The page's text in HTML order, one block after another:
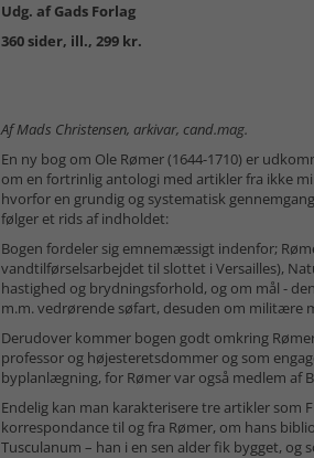
Udg. af Gads Forlag
360 sider, ill., 299 kr.
Af Mads Christensen, arkivar, cand.mag.
En ny bog om Ole Rømer (1644-1710) er
om en fortrinlig antologi med artikler fra ikke
hvorfor en grundig og systematisk
følger et rids af indholdet:
Bogen fordeler sig emnemæssigt indenfor;
vandtilførselsarbejdet til slottet i Versailles),
hastighed og brydningsforhold, og om mål -
m.m. vedrørende søfart, desuden om militære
Derudover kommer bogen godt omkring
professor og højesteretsdommer og som
byplanlægning, for Rømer var også medlem af
Endelig kan man karakterisere tre artikler som
korrespondance til og fra Rømer, om hans
Tusculanum – han i en sen alder fik bygget, og